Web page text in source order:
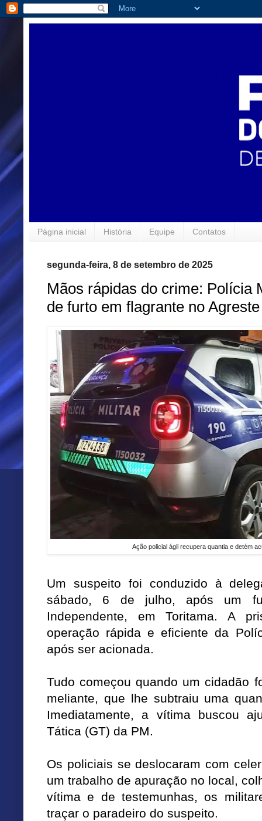
Página inicial História Equipe Contatos
segunda-feira, 8 de setembro de 2025
Mãos rápidas do crime: Polícia
de furto em flagrante no
Ação policial ágil recupera quantia e detém
Um suspeito foi conduzido à
sábado, 6 de julho, após um
Independente, em Toritama. A
operação rápida e eficiente da
após ser acionada.
Tudo começou quando um cidadão
meliante, que lhe subtraiu uma
Imediatamente, a vítima buscou
Tática (GT) da PM.
Os policiais se deslocaram com
um trabalho de apuração no local,
vítima e de testemunhas, os
traçar o paradeiro do suspeito.